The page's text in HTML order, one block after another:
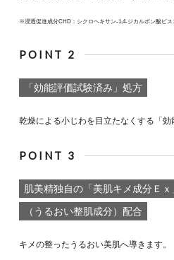
※浸透促進成分CHD：シクロヘキサン-1,4-ジカルボン酸ビス
POINT 2
「効能評価試験済み」処方
乾燥による小じわを目立たなくする「効
POINT 3
肌美精独自の「美肌キメ成分Ｅｘ
（うるおい整肌成分）配合
キメの整ったうるおい美肌へ導きます。